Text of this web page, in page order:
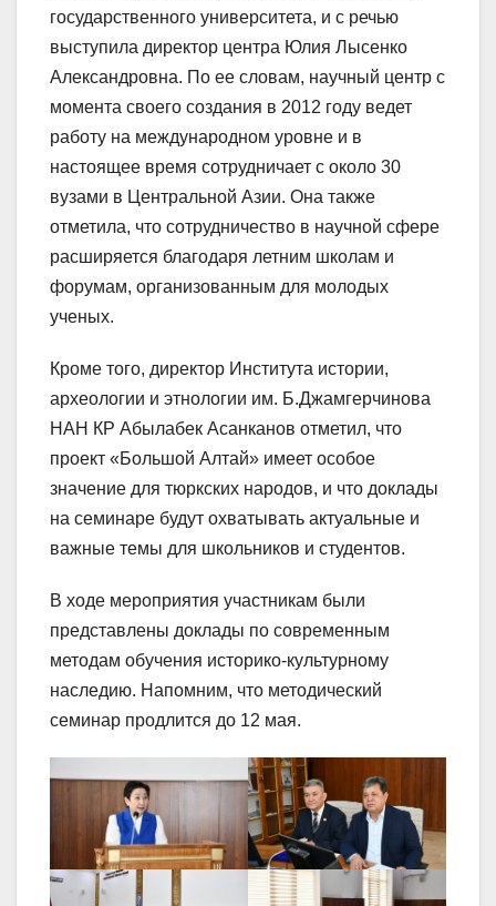
государственного университета, и с речью
выступила директор центра Юлия Лысенко
Александровна. По ее словам, научный центр с
момента своего создания в 2012 году ведет
работу на международном уровне и в
настоящее время сотрудничает с около 30
вузами в Центральной Азии. Она также
отметила, что сотрудничество в научной сфере
расширяется благодаря летним школам и
форумам, организованным для молодых
ученых.
Кроме того, директор Института истории,
археологии и этнологии им. Б.Джамгерчинова
НАН КР Абылабек Асанканов отметил, что
проект «Большой Алтай» имеет особое
значение для тюркских народов, и что доклады
на семинаре будут охватывать актуальные и
важные темы для школьников и студентов.
В ходе мероприятия участникам были
представлены доклады по современным
методам обучения историко-культурному
наследию. Напомним, что методический
семинар продлится до 12 мая.